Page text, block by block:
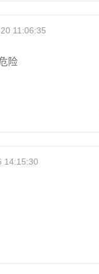
11:06:35
险
14:15:30